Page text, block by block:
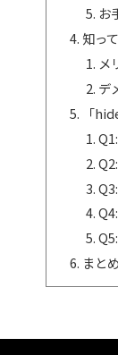
お
知っ
メ
デ
「
まと